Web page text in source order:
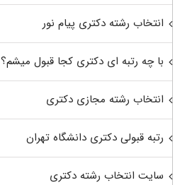
انتخاب رشته دکتری پیام نور
با چه رتبه ای دکتری کجا قبول میشم؟
انتخاب رشته مجازی دکتری
رتبه قبولی دکتری دانشگاه تهران
سایت انتخاب رشته دکتری